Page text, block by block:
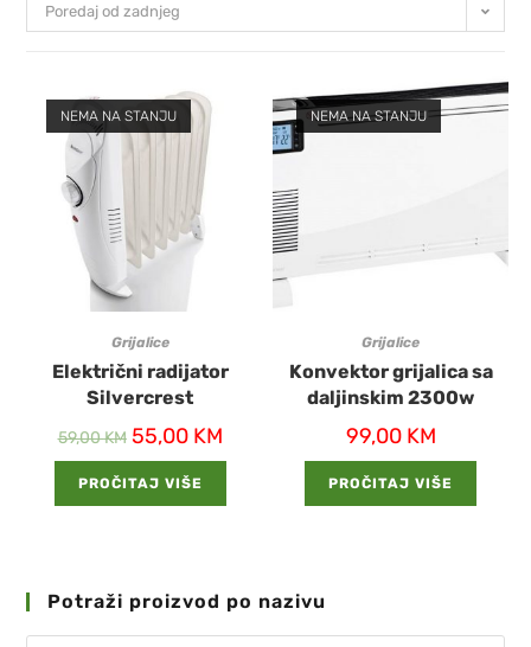
Poredaj od zadnjeg
NEMA NA STANJU
Grijalice
Električni radijator
Silvercrest
59,00KM 55,00 KM
PROČITAJ VIŠE
NEMA NA STANJU
Grijalice
Konvektor grijalica sa
daljinskim 2300w
99,00 KM
PROČITAJ VIŠE
Potraži proizvod po nazivu